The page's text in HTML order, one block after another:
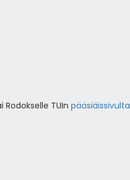
TUIn pääsiäissivulta